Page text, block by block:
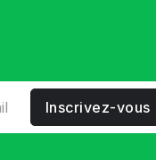
Inscrivez-vous